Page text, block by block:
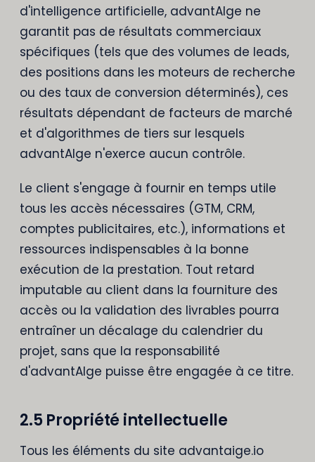
d'intelligence artificielle, advantAIge ne
garantit pas de résultats commerciaux
spécifiques (tels que des volumes de leads,
des positions dans les moteurs de recherche
ou des taux de conversion déterminés), ces
résultats dépendant de facteurs de marché
et d'algorithmes de tiers sur lesquels
advantAIge n'exerce aucun contrôle.
Le client s'engage à fournir en temps utile
tous les accès nécessaires (GTM, CRM,
comptes publicitaires, etc.), informations et
ressources indispensables à la bonne
exécution de la prestation. Tout retard
imputable au client dans la fourniture des
accès ou la validation des livrables pourra
entraîner un décalage du calendrier du
projet, sans que la responsabilité
d'advantAIge puisse être engagée à ce titre.
2.5 Propriété intellectuelle
Tous les éléments du site advantaige.io